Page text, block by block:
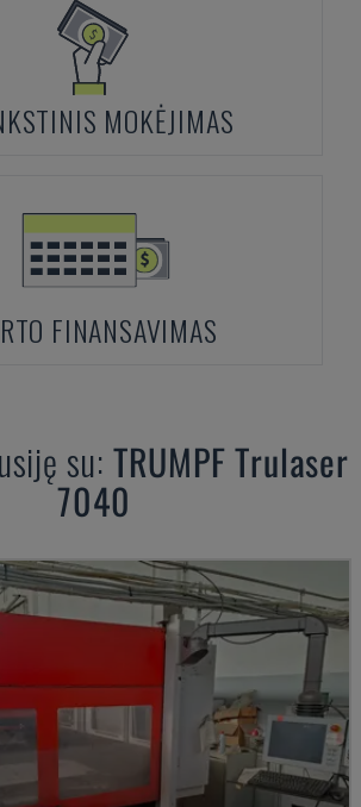
MOKĖJIMAS
FINANSAVIMAS
su: TRUMPFTrulaser
7040